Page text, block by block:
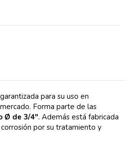
para su uso en
Forma parte de las
Ø de 3/4". Además está fabricada
por su tratamiento y